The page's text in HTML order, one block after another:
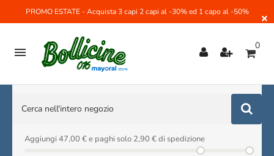
×
PROMO ESTATE - Acquista 3 capi 2 capi al -30% ed 1 capo al -50%
 0
Aggiungi 47,00 € e paghi solo 2,90 € di spedizione